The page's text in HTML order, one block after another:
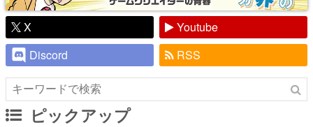
X
Youtube
Discord
RSS
ピックアップ